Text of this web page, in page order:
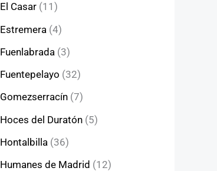
El Casar (11)
Estremera (4)
Fuenlabrada (3)
Fuentepelayo (32)
Gomezserracín (7)
Hoces del Duratón (5)
Hontalbilla (36)
Humanes de Madrid (12)